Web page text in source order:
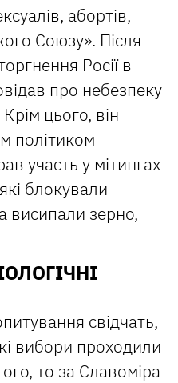
абортів,
Союзу». Після
Росії в
про небезпеку
Крім цього, він
політиком
участь у мітингах
блокували
висипали зерно,
свідчать,
вибори проходили
то за Славоміра